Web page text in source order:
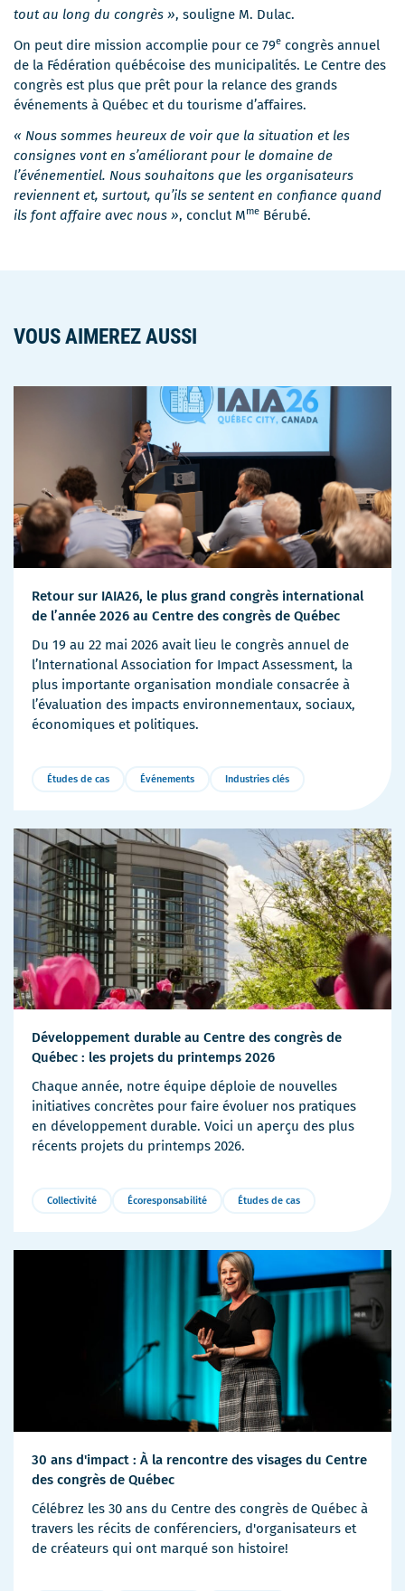
tout au long du congrès », souligne M. Dulac.
On peut dire mission accomplie pour ce 79e congrès annuel
de la Fédération québécoise des municipalités. Le Centre des
congrès est plus que prêt pour la relance des grands
événements à Québec et du tourisme d’affaires.
« Nous sommes heureux de voir que la situation et les
consignes vont en s’améliorant pour le domaine de
l’événementiel. Nous souhaitons que les organisateurs
reviennent et, surtout, qu’ils se sentent en confiance quand
ils font affaire avec nous », conclut Mme Bérubé.
VOUS AIMEREZ AUSSI
Retour sur IAIA26, le plus grand congrès international
de l’année 2026 au Centre des congrès de Québec
Du 19 au 22 mai 2026 avait lieu le congrès annuel de
l’International Association for Impact Assessment, la
plus importante organisation mondiale consacrée à
l’évaluation des impacts environnementaux, sociaux,
économiques et politiques.
Études de cas Événements Industries clés
Plus
Développement durable au Centre des congrès de
Québec : les projets du printemps 2026
Chaque année, notre équipe déploie de nouvelles
initiatives concrètes pour faire évoluer nos pratiques
en développement durable. Voici un aperçu des plus
récents projets du printemps 2026.
Collectivité Écoresponsabilité Études de cas
Plus
30 ans d'impact : À la rencontre des visages du Centre
des congrès de Québec
Célébrez les 30 ans du Centre des congrès de Québec à
travers les récits de conférenciers, d'organisateurs et
de créateurs qui ont marqué son histoire!